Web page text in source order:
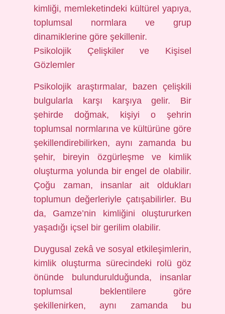
kimliği, memleketindeki kültürel yapıya,
toplumsal normlara ve grup
dinamiklerine göre şekillenir.
Psikolojik Çelişkiler ve Kişisel
Gözlemler
Psikolojik araştırmalar, bazen çelişkili
bulgularla karşı karşıya gelir. Bir
şehirde doğmak, kişiyi o şehrin
toplumsal normlarına ve kültürüne göre
şekillendirebilirken, aynı zamanda bu
şehir, bireyin özgürleşme ve kimlik
oluşturma yolunda bir engel de olabilir.
Çoğu zaman, insanlar ait oldukları
toplumun değerleriyle çatışabilirler. Bu
da, Gamze’nin kimliğini oluştururken
yaşadığı içsel bir gerilim olabilir.
Duygusal zekâ ve sosyal etkileşimlerin,
kimlik oluşturma sürecindeki rolü göz
önünde bulundurulduğunda, insanlar
toplumsal beklentilere göre
şekillenirken, aynı zamanda bu